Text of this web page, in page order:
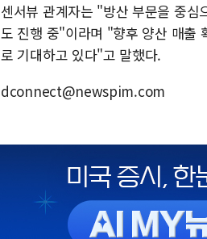
센서뷰 관계자는 "방산 부문을 중심
도 진행 중"이라며 "향후 양산 매출
로 기대하고 있다"고 말했다.
dconnect@newspim.com